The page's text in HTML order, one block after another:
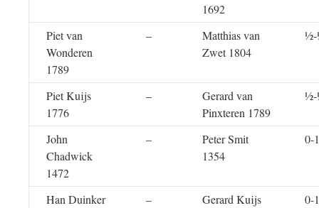
1692
Piet van
Wonderen
1789
–
Matthias van
Zwet 1804
Piet Kuijs
1776
–
Gerard van
Pinxteren 1789
John
Chadwick
1472
–
Peter Smit
1354
0-1
Han Duinker
–
Gerard Kuijs
0-1